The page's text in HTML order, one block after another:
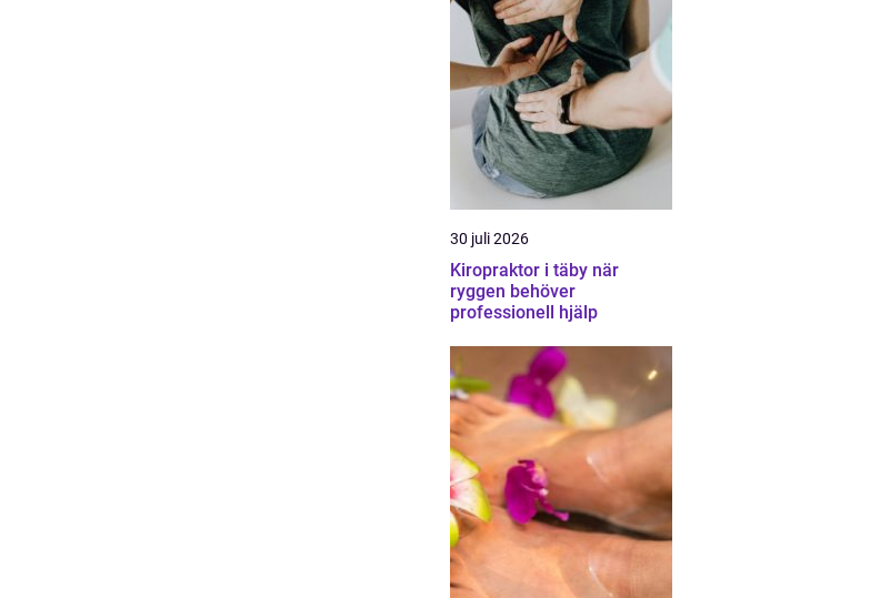
30 juli 2026
Kiropraktor i täby när
ryggen behöver
professionell hjälp